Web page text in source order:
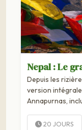
Nepal : Le
Depuis les
version
Annapurnas,
20 JOURS